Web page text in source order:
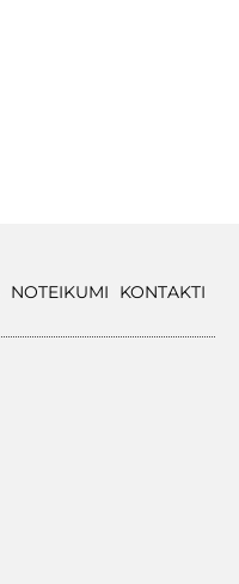
NOTEIKUMI KONTAKTI